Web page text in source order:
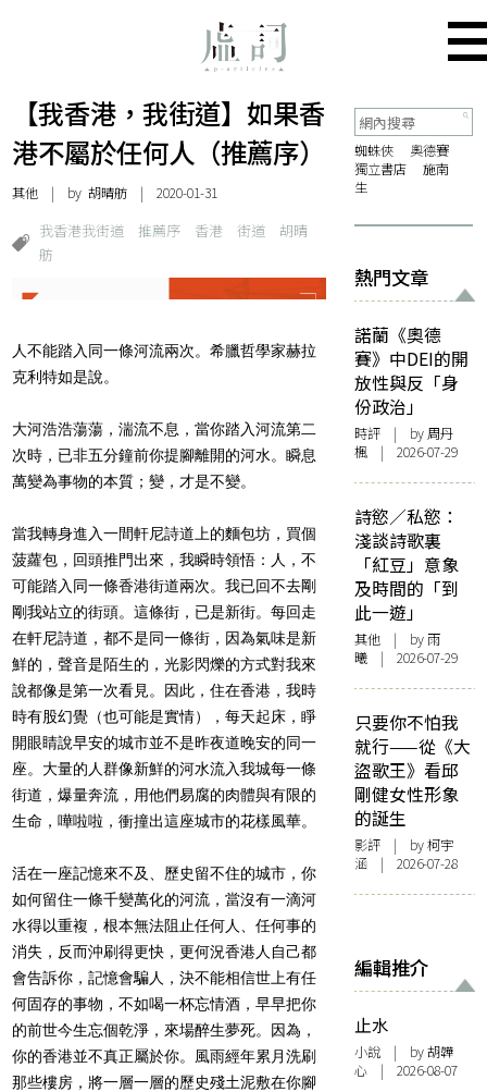
【我香港，我街道】如果香
港不屬於任何人（推薦序）
其他 | by 胡晴舫 | 2020-01-31
我香港我街道 推薦序 香港 街道
胡晴
舫
人不能踏入同一條河流兩次。希臘哲學家赫拉
克利特如是說。
大河浩浩蕩蕩，湍流不息，當你踏入河流第二
次時，已非五分鐘前你提腳離開的河水。瞬息
萬變為事物的本質；變，才是不變。
當我轉身進入一間軒尼詩道上的麵包坊，買個
菠蘿包，回頭推門出來，我瞬時領悟：人，不
可能踏入同一條香港街道兩次。我已回不去剛
剛我站立的街頭。這條街，已是新街。每回走
在軒尼詩道，都不是同一條街，因為氣味是新
鮮的，聲音是陌生的，光影閃爍的方式對我來
說都像是第一次看見。因此，住在香港，我時
時有股幻覺（也可能是實情），每天起床，睜
開眼睛說早安的城市並不是昨夜道晚安的同一
座。大量的人群像新鮮的河水流入我城每一條
街道，爆量奔流，用他們易腐的肉體與有限的
生命，嘩啦啦，衝撞出這座城市的花樣風華。
活在一座記憶來不及、歷史留不住的城市，你
如何留住一條千變萬化的河流，當沒有一滴河
水得以重複，根本無法阻止任何人、任何事的
消失，反而沖刷得更快，更何況香港人自己都
會告訴你，記憶會騙人，決不能相信世上有任
何固存的事物，不如喝一杯忘情酒，早早把你
的前世今生忘個乾淨，來場醉生夢死。因為，
你的香港並不真正屬於你。風雨經年累月洗刷
那些樓房，將一層一層的歷史殘土泥敷在你腳
蜘蛛俠
奧德賽
獨立書店
施南
生
熱門文章
諾蘭《奧德
賽》中DEI的開
放性與反「身
份政治」
時評 | by周丹
楓 | 2026-07-29
詩慾／私慾：
淺談詩歌裏
「紅豆」意象
及時間的「到
此一遊」
其他 | by 雨
曦 | 2026-07-29
只要你不怕我
就行——從《大
盜歌王》看邱
剛健女性形象
的誕生
影評 | by 柯宇
涵 | 2026-07-28
編輯推介
止水
小說 | by 胡韡
心 | 2026-08-07